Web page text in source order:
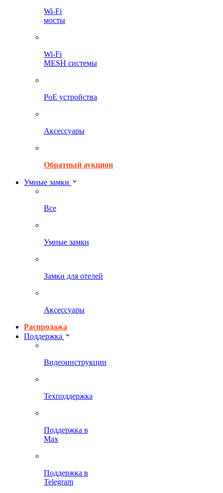
Wi-Fi
мосты
Wi-Fi
MESH системы
PoE устройства
Аксессуары
Обратный аукцион
Умные замки
Все
Умные замки
Замки для отелей
Аксессуары
Распродажа
Поддержка
Видеоинструкции
Техподдержка
Поддержка в
Max
Поддержка в
Telegram